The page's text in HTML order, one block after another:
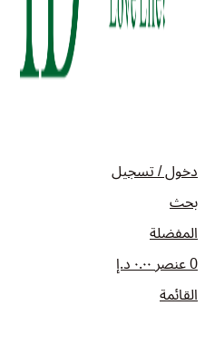
دخول / تسجيل
بحث
المفضلة
0عنصر٠.٠٠د.إ
القائمة